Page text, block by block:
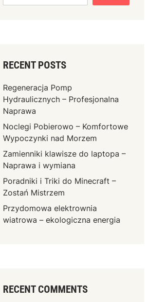
RECENT POSTS
Regeneracja Pomp
Hydraulicznych – Profesjonalna
Naprawa
Noclegi Pobierowo – Komfortowe
Wypoczynki nad Morzem
Zamienniki klawisze do laptopa –
Naprawa i wymiana
Poradniki i Triki do Minecraft –
Zostań Mistrzem
Przydomowa elektrownia
wiatrowa – ekologiczna energia
RECENT COMMENTS